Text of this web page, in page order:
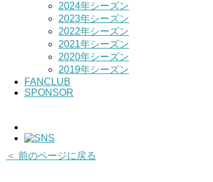
2024年シーズン
2023年シーズン
2022年シーズン
2021年シーズン
2020年シーズン
2019年シーズン
FANCLUB
SPONSOR
＜ 前のページに戻る